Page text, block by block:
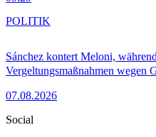
Sánchez kontert Meloni,
Vergeltungsmaßnahmen wegen
07.08.2026
POLITIK
Social